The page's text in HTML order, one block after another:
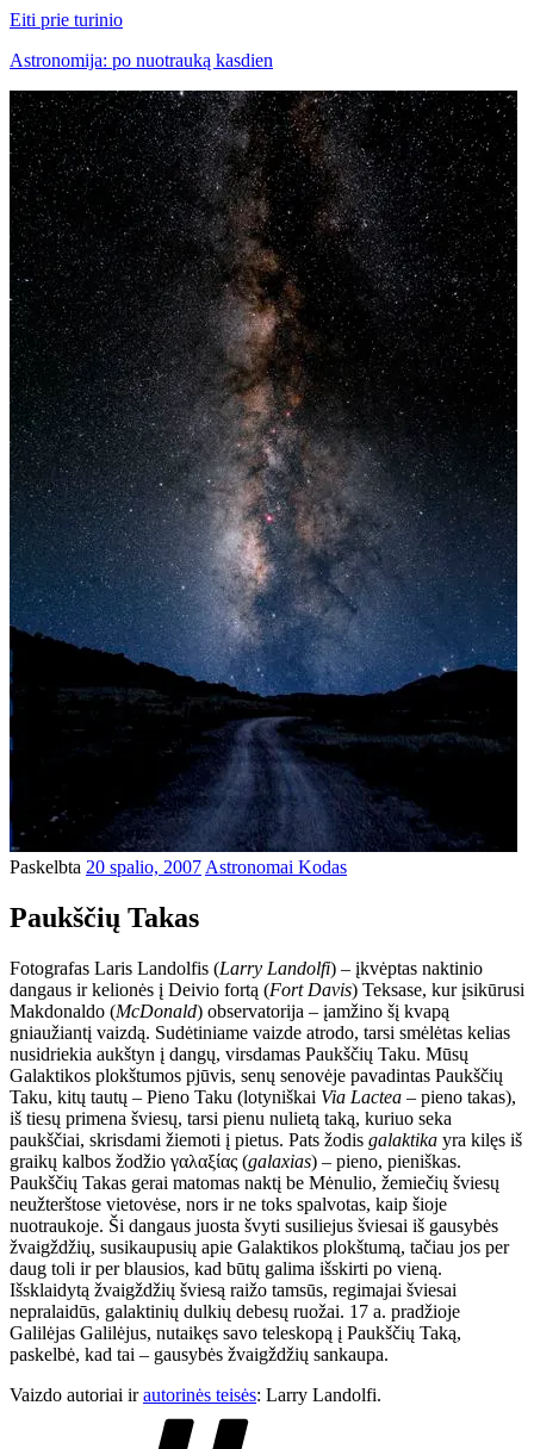
Eiti prie turinio
Astronomija: po nuotrauką kasdien
Paskelbta 20 spalio, 2007 Astronomai Kodas
Paukščių Takas
Fotografas Laris Landolfis (Larry Landolfi) – įkvėptas naktinio
dangaus ir kelionės į Deivio fortą (Fort Davis) Teksase, kur įsikūrusi
Makdonaldo (McDonald) observatorija – įamžino šį kvapą
gniaužiantį vaizdą. Sudėtiniame vaizde atrodo, tarsi smėlėtas kelias
nusidriekia aukštyn į dangų, virsdamas Paukščių Taku. Mūsų
Galaktikos plokštumos pjūvis, senų senovėje pavadintas Paukščių
Taku, kitų tautų – Pieno Taku (lotyniškai Via Lactea – pieno takas),
iš tiesų primena šviesų, tarsi pienu nulietą taką, kuriuo seka
paukščiai, skrisdami žiemoti į pietus. Pats žodis galaktika yra kilęs iš
graikų kalbos žodžio γαλαξίας (galaxias) – pieno, pieniškas.
Paukščių Takas gerai matomas naktį be Mėnulio, žemiečių šviesų
neužterštose vietovėse, nors ir ne toks spalvotas, kaip šioje
nuotraukoje. Ši dangaus juosta švyti susiliejus šviesai iš gausybės
žvaigždžių, susikaupusių apie Galaktikos plokštumą, tačiau jos per
daug toli ir per blausios, kad būtų galima išskirti po vieną.
Išsklaidytą žvaigždžių šviesą raižo tamsūs, regimajai šviesai
nepralaidūs, galaktinių dulkių debesų ruožai. 17 a. pradžioje
Galilėjas Galilėjus, nutaikęs savo teleskopą į Paukščių Taką,
paskelbė, kad tai – gausybės žvaigždžių sankaupa.
Vaizdo autoriai irautorinės teisės: Larry Landolfi.